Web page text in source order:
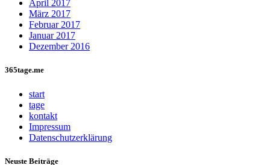
April 2017
März 2017
Februar 2017
Januar 2017
Dezember 2016
365tage.me
start
tage
kontakt
Impressum
Datenschutzerklärung
Neuste Beiträge